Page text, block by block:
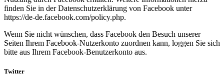
finden Sie in der Datenschutzerklärung von Facebook unter
https://de-de.facebook.com/policy.php.
Wenn Sie nicht wünschen, dass Facebook den Besuch unserer
Seiten Ihrem Facebook-Nutzerkonto zuordnen kann, loggen Sie sich
bitte aus Ihrem Facebook-Benutzerkonto aus.
Twitter